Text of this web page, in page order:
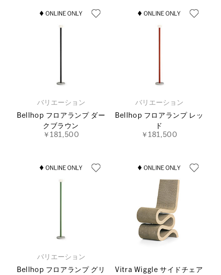
バリエーション
Bellhop フロアランプ ダー
クブラウン
￥181,500
バリエーション
Bellhop フロアランプ レッ
ド
￥181,500
バリエーション
Bellhop フロアランプ グリ
Vitra Wiggle サイドチェア